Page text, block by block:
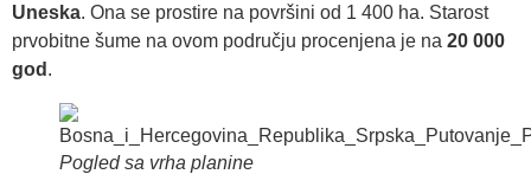
Uneska. Ona se prostire na površini od 1 400 ha. Starost
prvobitne šume na ovom području procenjena je na 20 000
god .
Pogled sa vrha planine